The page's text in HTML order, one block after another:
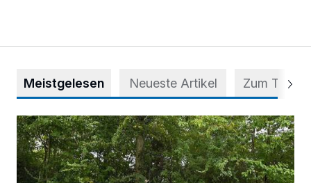
Meistgelesen Neueste Artikel Zum Thema
Aus Grau wird Haltung